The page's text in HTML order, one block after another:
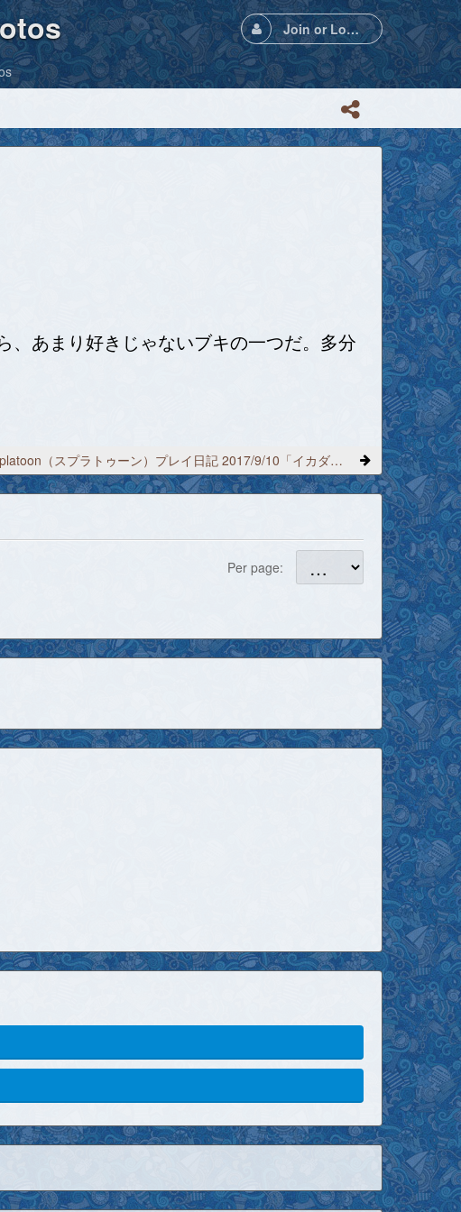
Join or Login
、あまり好きじゃないブキの一つだ。多分
Splatoon（スプラトゥーン）プレイ日記 2017/9/10「イカダンス」
Per page: